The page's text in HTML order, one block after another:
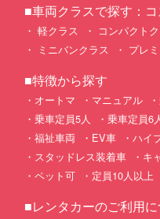
■車両クラスで探す：
軽クラス コンパクト
ミニバンクラス
プレ
■特徴から探す
オートマ マニュアル
乗車定員5人
乗車定員6
福祉車両
EV車 ハイ
スタッドレス装着車
キ
ペット可
定員10人以上
■レンタカーのご利用